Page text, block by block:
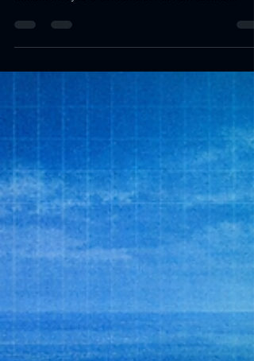
documentação e evidências rastreáveis são